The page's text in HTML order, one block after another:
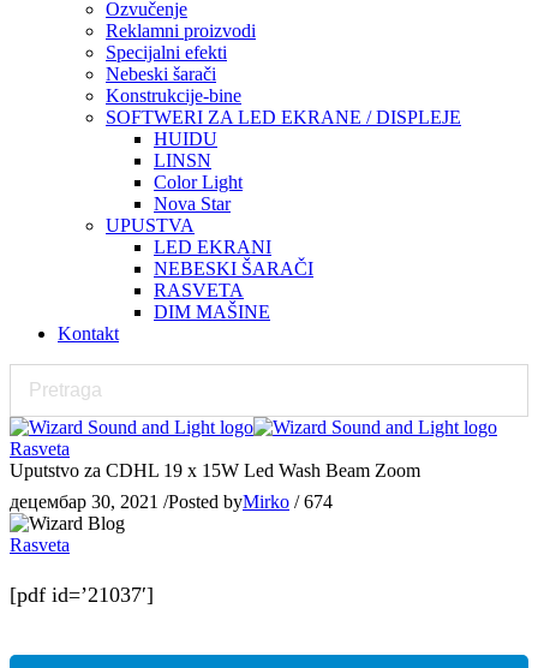
Ozvučenje
Reklamni proizvodi
Specijalni efekti
Nebeski šarači
Konstrukcije-bine
SOFTWERI ZA LED EKRANE / DISPLEJE
HUIDU
LINSN
Color Light
Nova Star
UPUSTVA
LED EKRANI
NEBESKI ŠARAČI
RASVETA
DIM MAŠINE
Kontakt
Rasveta
Uputstvo za CDHL 19 x 15W Led Wash Beam Zoom
децембар 30, 2021 /Posted byMirko / 674
Rasveta
[pdf id=’21037′]